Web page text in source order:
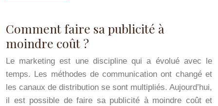
Comment faire sa publicité à
moindre coût ?
Le marketing est une discipline qui a évolué avec le
temps. Les méthodes de communication ont changé et
les canaux de distribution se sont multipliés. Aujourd’hui,
il est possible de faire sa publicité à moindre coût et